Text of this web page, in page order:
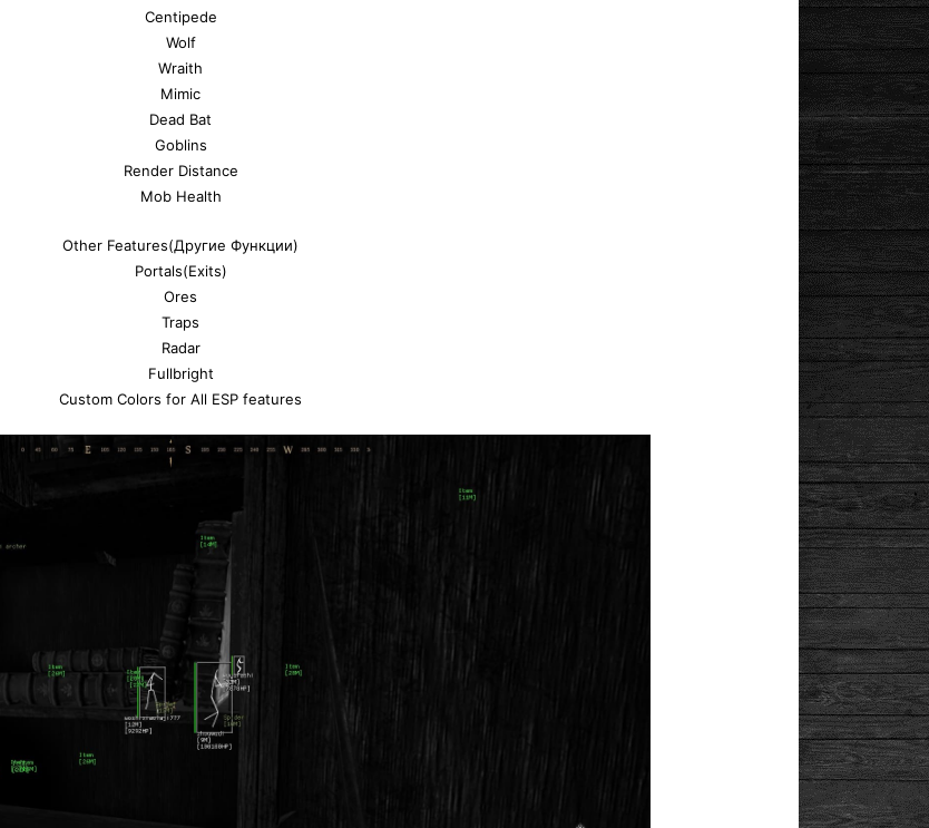
Centipede
Wolf
Wraith
Mimic
Dead Bat
Goblins
Render Distance
Mob Health
Other Features(Другие Функции)
Portals(Exits)
Ores
Traps
Radar
Fullbright
Custom Colors for All ESP features